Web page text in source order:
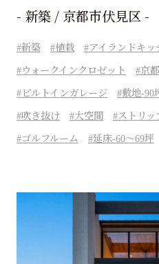
- 新築 / 京都市伏見区 -
新築 植栽 アイランドキッ
ウォークインクロゼット 京都
ビルトインガレージ 敷地-90
吹き抜け 大空間 ストリッ
ゴルフルーム 延床-60～69坪